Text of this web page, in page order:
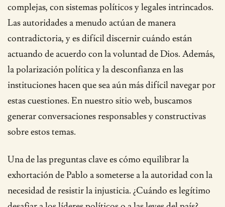
complejas, con sistemas políticos y legales intrincados.
Las autoridades a menudo actúan de manera
contradictoria, y es difícil discernir cuándo están
actuando de acuerdo con la voluntad de Dios. Además,
la polarización política y la desconfianza en las
instituciones hacen que sea aún más difícil navegar por
estas cuestiones. En nuestro sitio web, buscamos
generar conversaciones responsables y constructivas
sobre estos temas.
Una de las preguntas clave es cómo equilibrar la
exhortación de Pablo a someterse a la autoridad con la
necesidad de resistir la injusticia. ¿Cuándo es legítimo